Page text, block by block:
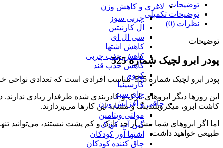
لاغری و کاهش وزن
چربی سوز
ال کارنیتین
سی ال ای
کاهش اشتها
کاهش جذب چربی
کاهش جذب قند
کروم
گارسینیا
چای سبز
چاقی و افزایش وزن
مولتی ویتامین
گین آپ کودک
اشتها آور کودکان
چاق کننده کودکان
توضیحات
توضیحات تکمیلی
نظرات (0)
توضیحات
پودر ابرو لچیک شماره 525
پودر ابرو لچیک شماره 525 مناسب افرادی است که تعدادی نواحی خالی و بدون مو در ابروهایشان وجود دارد و می‌خواهند به صورت کاملا طبیعی، این نواحی خالی را پر و جلوه واقعی ابروهایشان را نمایان کنند.
این روزها دیگر ابروهای نازک و کادربندی شده طرفدار زیادی
کاشت ابرو، میکروبلندینگ و مشابه این کارها می‌پردازند.
اما اگر ابروهای شما بیش از حد نازک و کم پشت نیستند، می‌توانید
طبیعی خواهید داشت.